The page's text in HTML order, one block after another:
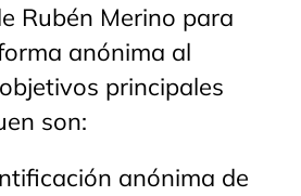
Rubén Merino para
anónima al
principales
son:
anónima de